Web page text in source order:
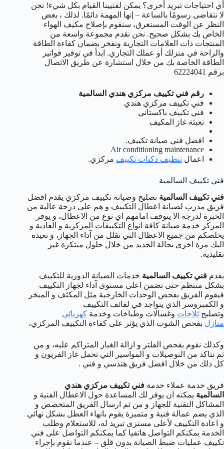
أي احتياجات تبريد أخرى؟ يمكن لفنيينا القيام بكل شيء! نحن
لا نتقاضى رسومًا بالساعة – إنها المهمة دائمًا. لذلك ، بغض
النظر عن الوقت المستغرق، سنقوم بإصلاح مكيف الهواء
الخاص بك بشكل صحيح. نحن نقدم مجموعة واسعة من
المنتجات ذات العلامات التجارية ونفخر بضمان كفاءة الطاقة
والراحة في منزلك أو عملك التجاري. ابدأ في توفير فواتير
الطاقة الخاصة بك من خلال استشارة عن طريق الاتصال
برقم 62224041
رقم فني تكييف مركزي هندي السالمية
فني تكييف مركزي هندي
فني تكييف باكستاني
تعبئة غاز المكيف
افضل فني صيانة تكييف.
Air conditioning maintenance
اعمال تنظيف دكتات تكييف مركزي.
فني تكييف السالمية
فني تكييف السالمية تصليح وصيانة تكييف مركزي يقدم افضل
فريق مدرب لصيانة اعطال التكييف و هم على درجة عالية من
الخبرة لدرجة الا يتوقف امامهم اي نوع من الاعطال، و يوفر
المركز خدمة صيانة كافة انواع التكييفات المركزية و العادية و
يخلصكم من جميع الاعطال التي تقلل من آداء الجهاز، و تعيده
اليك مرة اخرى بحالة الجديد من خلال حلول مبتكرة غير
تقليدية.
يقدم فني تكييف السالمية خدمات الصيانة الدورية للتكييف
بشكل منتظم حتى تضمن اعلى مستوى آداء لجهاز التكييف
فيقوم الفريق بفحص الوحدات الخارجية مثل المكثف و المبخر
و الكمبروسر الذي يتواجد في لفائف التكييف
وتصليح ثلاجات وغسالات وطباخات وخدمة كهربائي
منازل بفحص الشوت الذي يؤثر على كفاءة التكييف المركزي،
وكذلك نقوم بفحص الفلتر و ازالة الغبار المتراكم عليه، و من
ثم نتاكد من التوصيلات و المواسير التي تحمل غاز الفريون و
كل ذلك من خلال افضل فريق هندسي و فني .
فريق خدمة عملاء خدمة فني تكييف مركزي هندي
السالمية يمكنه ان يوفر لك المساعدة حول الاعطال الفنية و
المشاكل التقنية للجهاز و من ثم ارسال الفريق المتخصص و
الذي يضم عمالة فنية و متميزة يقوم بانهاء العطل بشكل نهائي
و اعادة التكييف لأعلى مستزى تبريد له، للاستعلام وطلب
الخدمة يمكنكم التواصل هاتفيا كما يمكنكم التواصل على فني
تكييف عمليات ضبط الصيانة بدون قلق – عندما نقوم بإجراء